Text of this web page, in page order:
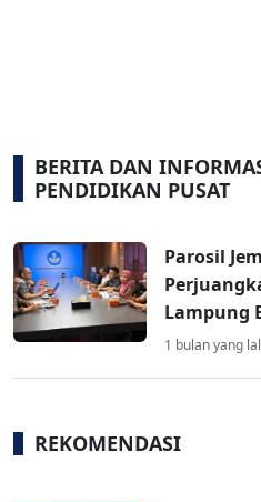
BERITA DAN
PENDIDIKAN PUSAT
Parosil
Lampung
1 bulan yang
REKOMENDASI